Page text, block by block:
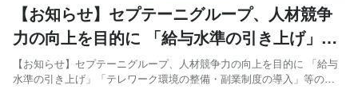
【お知らせ】セプテーニグループ、人材競争
力の向上を目的に 「給与水準の引き上げ」
「テレワーク環境の整備・副業制度の導入」
等の人事制度改定を実施
【お知らせ】セプテーニグループ、人材競争力の向上を目的に 「給与
水準の引き上げ」「テレワーク環境の整備・副業制度の導入」等の人